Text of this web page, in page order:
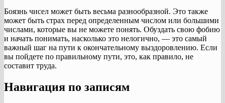
Боязнь чисел может быть весьма разнообразной. Это также
может быть страх перед определенным числом или большими
числами, которые вы не можете понять. Обуздать свою фобию
и начать понимать, насколько это нелогично, — это самый
важный шаг на пути к окончательному выздоровлению. Если
вы пойдете по правильному пути, это, как правило, не
составит труда.
Навигация по записям